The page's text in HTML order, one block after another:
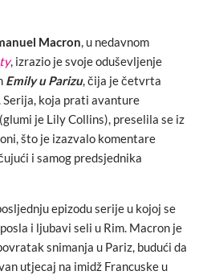
Macron, u nedavnom
, izrazio je svoje oduševljenje
Emily u Parizu, čija je četvrta
Serija, koja prati avanture
je Lily Collins), preselila se iz
što je izazvalo komentare
i samog predsjednika
epizodu serije u kojoj se
i ljubavi seli u Rim. Macron je
snimanja u Pariz, budući da
utjecaj na imidž Francuske u